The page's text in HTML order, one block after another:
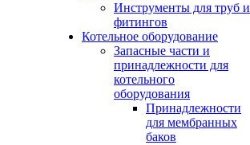
Инструменты для труб и
фитингов
Котельное оборудование
Запасные части и
принадлежности для
котельного
оборудования
Принадлежности
для мембранных
баков